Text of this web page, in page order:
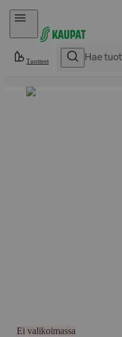
Hyppää sisältöön
Tuotteet
Ei valikoimassa